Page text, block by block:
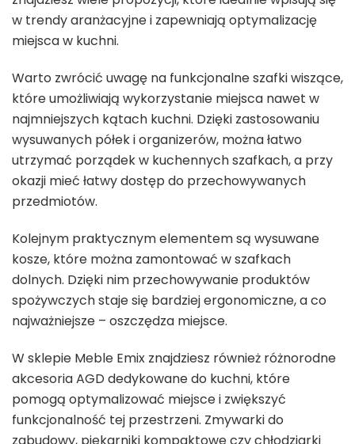
w trendy aranżacyjne i zapewniają optymalizację
miejsca w kuchni.
Warto zwrócić uwagę na funkcjonalne szafki wiszące,
które umożliwiają wykorzystanie miejsca nawet w
najmniejszych kątach kuchni. Dzięki zastosowaniu
wysuwanych półek i organizerów, można łatwo
utrzymać porządek w kuchennych szafkach, a przy
okazji mieć łatwy dostęp do przechowywanych
przedmiotów.
Kolejnym praktycznym elementem są wysuwane
kosze, które można zamontować w szafkach
dolnych. Dzięki nim przechowywanie produktów
spożywczych staje się bardziej ergonomiczne, a co
najważniejsze – oszczędza miejsce.
W sklepie Meble Emix znajdziesz również różnorodne
akcesoria AGD dedykowane do kuchni, które
pomogą optymalizować miejsce i zwiększyć
funkcjonalność tej przestrzeni. Zmywarki do